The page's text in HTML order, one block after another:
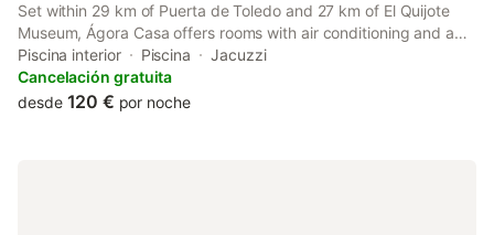
Set within 29 km of Puerta de Toledo and 27 km of El Quijote
Museum, Ágora Casa offers rooms with air conditioning and a
private bathroom in Almagro.
Piscina interior Piscina
Jacuzzi
Cancelación gratuita
desde 120 € por noche